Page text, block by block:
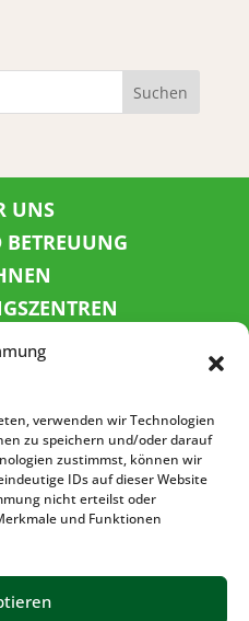
verwenden wir Technologien
zu speichern und/oder darauf
zustimmst, können wir
IDs auf dieser Website
nicht erteilst oder
und Funktionen
Suchen
UNS
BETREUUNG
JUGEND
0001 5520 00